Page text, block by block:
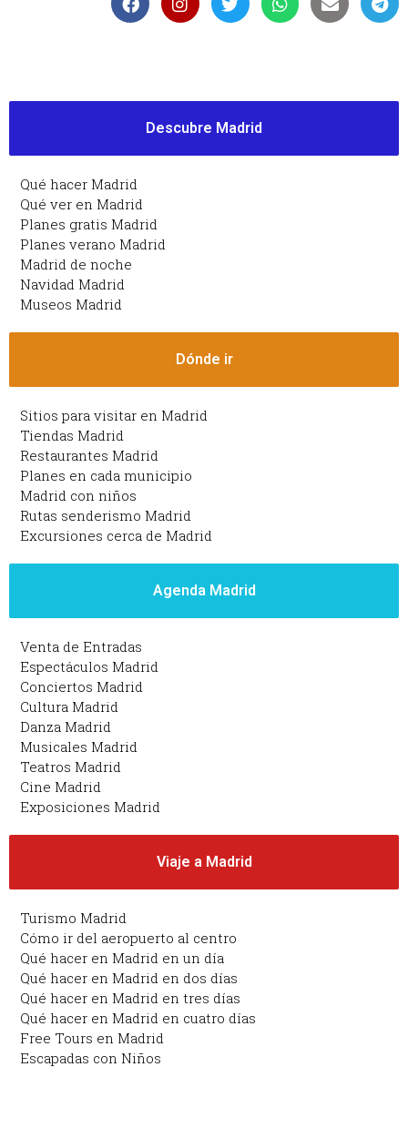
Descubre Madrid
Qué hacer Madrid
Qué ver en Madrid
Planes gratis Madrid
Planes verano Madrid
Madrid de noche
Navidad Madrid
Museos Madrid
Dónde ir
Sitios para visitar en Madrid
Tiendas Madrid
Restaurantes Madrid
Planes en cada municipio
Madrid con niños
Rutas senderismo Madrid
Excursiones cerca de Madrid
Agenda Madrid
Venta de Entradas
Espectáculos Madrid
Conciertos Madrid
Cultura Madrid
Danza Madrid
Musicales Madrid
Teatros Madrid
Cine Madrid
Exposiciones Madrid
Viaje a Madrid
Turismo Madrid
Cómo ir del aeropuerto al centro
Qué hacer en Madrid en un día
Qué hacer en Madrid en dos días
Qué hacer en Madrid en tres días
Qué hacer en Madrid en cuatro días
Free Tours en Madrid
Escapadas con Niños